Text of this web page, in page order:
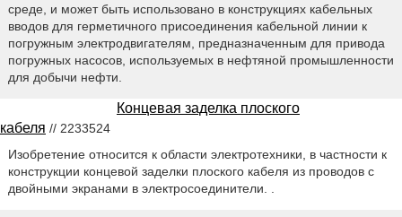
среде, и может быть использовано в конструкциях кабельных
вводов для герметичного присоединения кабельной линии к
погружным электродвигателям, предназначенным для привода
погружных насосов, используемых в нефтяной промышленности
для добычи нефти.
Концевая заделка плоского
кабеля // 2233524
Изобретение относится к области электротехники, в частности к
конструкции концевой заделки плоского кабеля из проводов с
двойными экранами в электросоединители. .